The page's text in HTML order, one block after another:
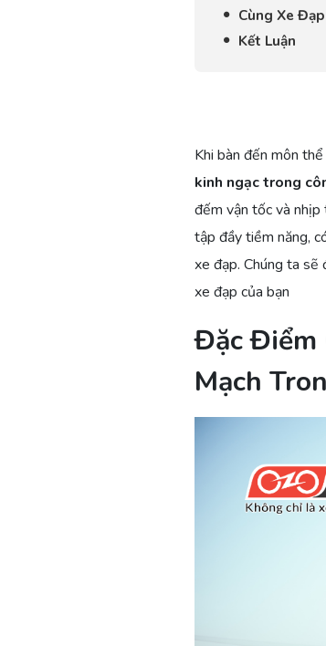
Cùng Xe
Kết Luận
Khi bàn đến môn
kinh ngạc trong
đếm vận tốc và nhịp
tập đầy tiềm năng,
xe đạp. Chúng ta sẽ
xe đạp của bạn
Đặc Điểm
Mạch